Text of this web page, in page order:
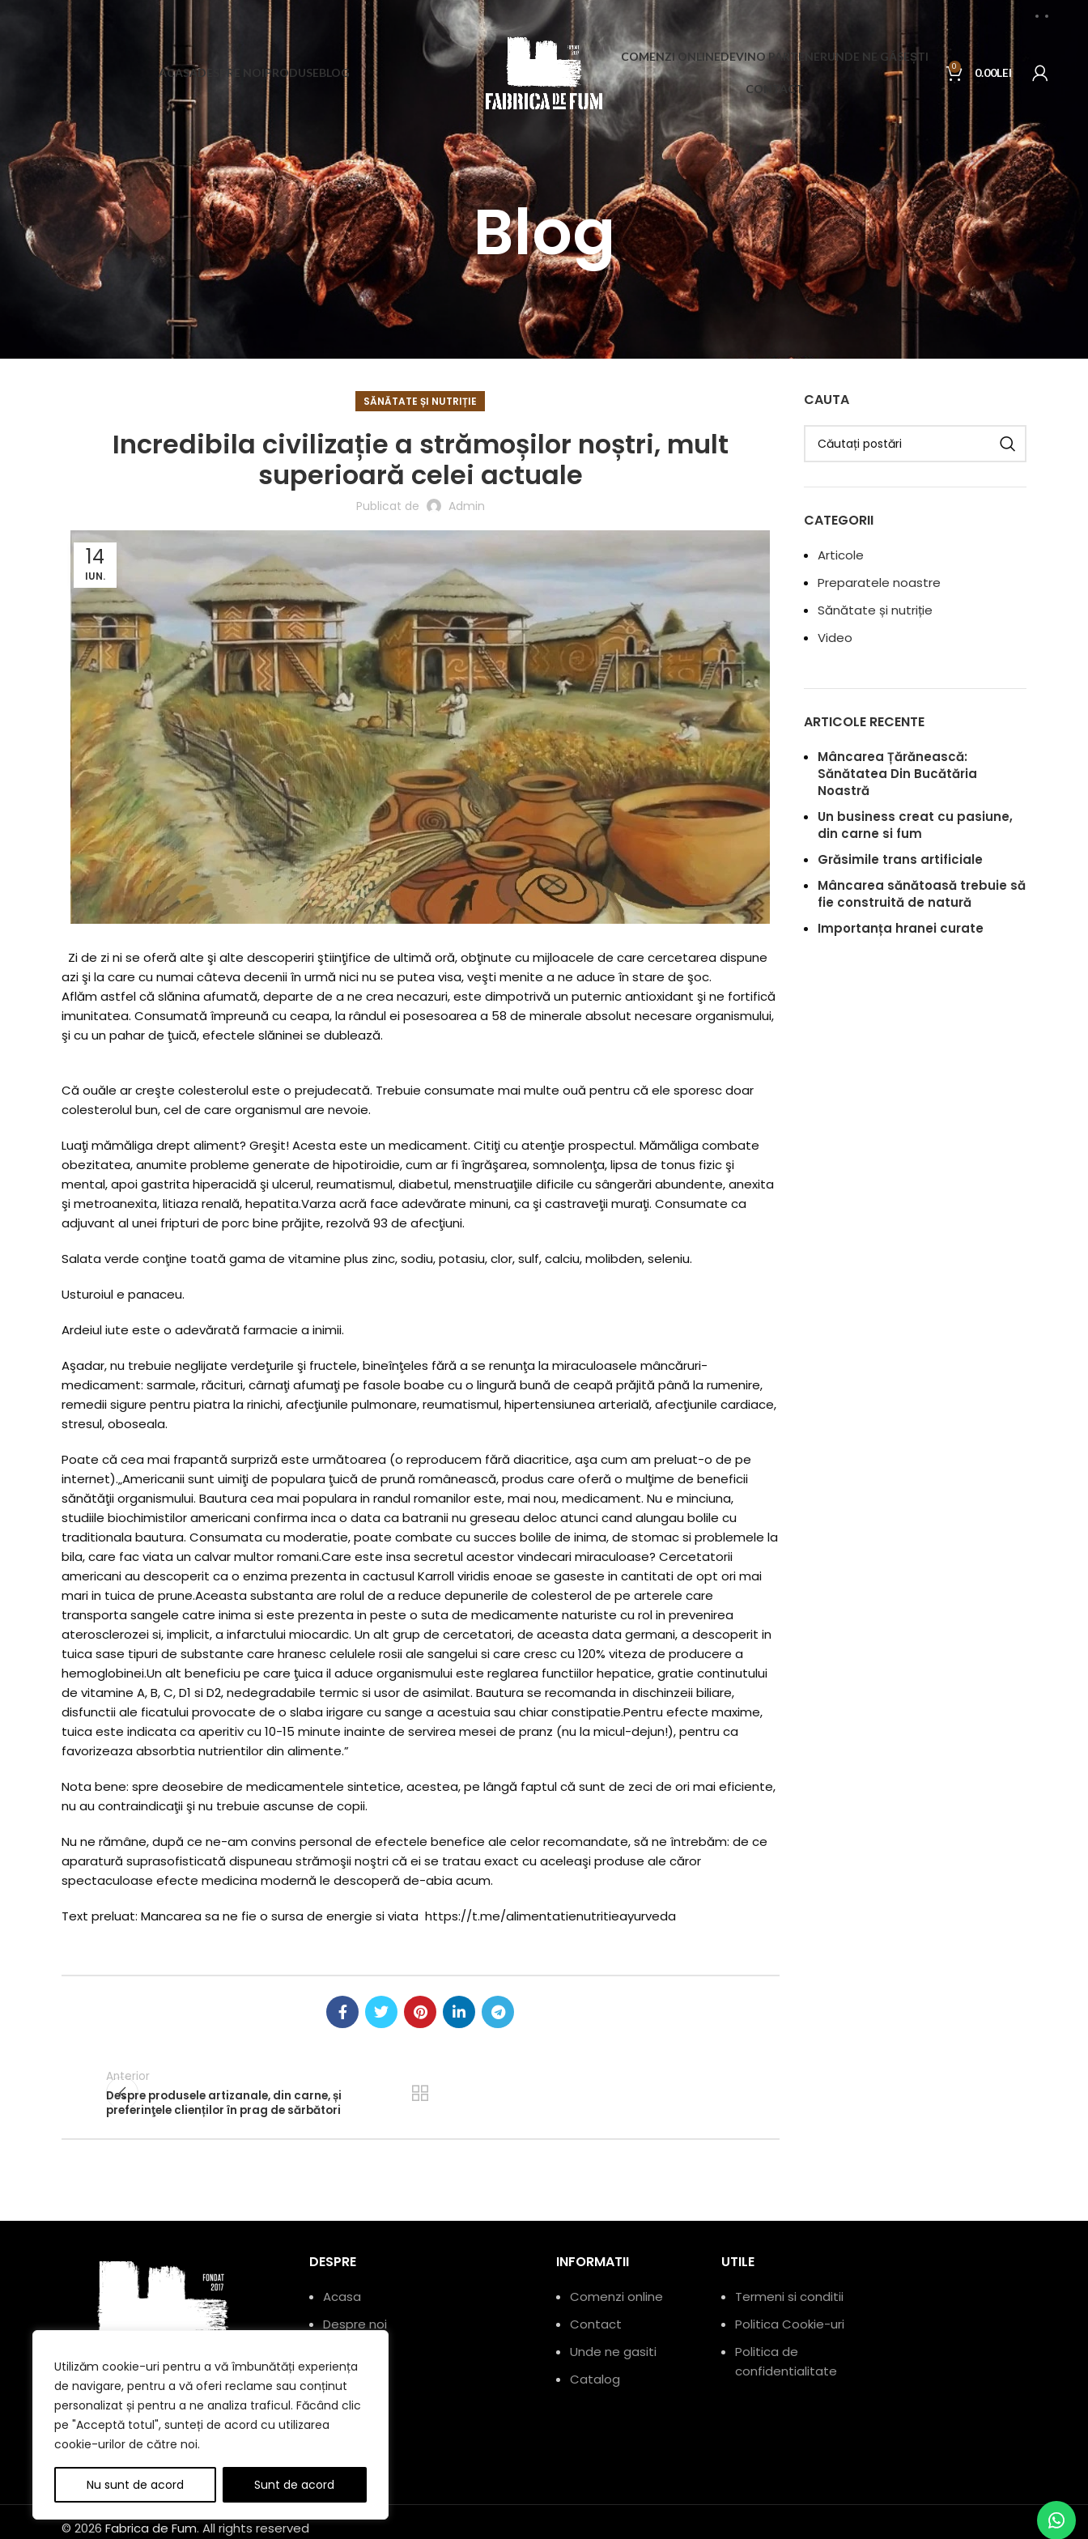
Utilizăm cookie-uri pentru a vă îmbunătăți experiența
de navigare, pentru a vă oferi reclame sau conținut
personalizat și pentru a ne analiza traficul. Făcând clic
pe "Acceptă totul", sunteți de acord cu utilizarea
cookie-urilor de către noi.
Nu sunt de acord Sunt de acord
ACASADESPRE NOIPRODUSEBLOG
COMENZI ONLINEDEVINO PARTENERUNDE NE GĂSEȘTI
CONTACT
0 0.00LEI
Blog
SĂNĂTATE ȘI NUTRIȚIE
Incredibila civilizație a strămoșilor noștri, mult
superioară celei actuale
Publicat de Admin
14
IUN.
Zi de zi ni se oferă alte şi alte descoperiri ştiinţifice de ultimă oră, obţinute cu mijloacele de care cercetarea dispune
azi şi la care cu numai câteva decenii în urmă nici nu se putea visa, veşti menite a ne aduce în stare de şoc.
Aflăm astfel că slănina afumată, departe de a ne crea necazuri, este dimpotrivă un puternic antioxidant şi ne fortifică
imunitatea. Consumată împreună cu ceapa, la rândul ei posesoarea a 58 de minerale absolut necesare organismului,
şi cu un pahar de ţuică, efectele slăninei se dublează.
Că ouăle ar creşte colesterolul este o prejudecată. Trebuie consumate mai multe ouă pentru că ele sporesc doar
colesterolul bun, cel de care organismul are nevoie.
Luaţi mămăliga drept aliment? Greşit! Acesta este un medicament. Citiţi cu atenţie prospectul. Mămăliga combate
obezitatea, anumite probleme generate de hipotiroidie, cum ar fi îngrăşarea, somnolenţa, lipsa de tonus fizic şi
mental, apoi gastrita hiperacidă şi ulcerul, reumatismul, diabetul, menstruaţiile dificile cu sângerări abundente, anexita
şi metroanexita, litiaza renală, hepatita.Varza acră face adevărate minuni, ca şi castraveţii muraţi. Consumate ca
adjuvant al unei fripturi de porc bine prăjite, rezolvă 93 de afecţiuni.
Salata verde conţine toată gama de vitamine plus zinc, sodiu, potasiu, clor, sulf, calciu, molibden, seleniu.
Usturoiul e panaceu.
Ardeiul iute este o adevărată farmacie a inimii.
Aşadar, nu trebuie neglijate verdeţurile şi fructele, bineînţeles fără a se renunţa la miraculoasele mâncăruri-
medicament: sarmale, răcituri, cârnaţi afumaţi pe fasole boabe cu o lingură bună de ceapă prăjită până la rumenire,
remedii sigure pentru piatra la rinichi, afecţiunile pulmonare, reumatismul, hipertensiunea arterială, afecţiunile cardiace,
stresul, oboseala.
Poate că cea mai frapantă surpriză este următoarea (o reproducem fără diacritice, aşa cum am preluat-o de pe
internet).„Americanii sunt uimiţi de populara ţuică de prună românească, produs care oferă o mulţime de beneficii
sănătăţii organismului. Bautura cea mai populara in randul romanilor este, mai nou, medicament. Nu e minciuna,
studiile biochimistilor americani confirma inca o data ca batranii nu greseau deloc atunci cand alungau bolile cu
traditionala bautura. Consumata cu moderatie, poate combate cu succes bolile de inima, de stomac si problemele la
bila, care fac viata un calvar multor romani.Care este insa secretul acestor vindecari miraculoase? Cercetatorii
americani au descoperit ca o enzima prezenta in cactusul Karroll viridis enoae se gaseste in cantitati de opt ori mai
mari in tuica de prune.Aceasta substanta are rolul de a reduce depunerile de colesterol de pe arterele care
transporta sangele catre inima si este prezenta in peste o suta de medicamente naturiste cu rol in prevenirea
aterosclerozei si, implicit, a infarctului miocardic. Un alt grup de cercetatori, de aceasta data germani, a descoperit in
tuica sase tipuri de substante care hranesc celulele rosii ale sangelui si care cresc cu 120% viteza de producere a
hemoglobinei.Un alt beneficiu pe care ţuica il aduce organismului este reglarea functiilor hepatice, gratie continutului
de vitamine A, B, C, D1 si D2, nedegradabile termic si usor de asimilat. Bautura se recomanda in dischinzeii biliare,
disfunctii ale ficatului provocate de o slaba irigare cu sange a acestuia sau chiar constipatie.Pentru efecte maxime,
tuica este indicata ca aperitiv cu 10-15 minute inainte de servirea mesei de pranz (nu la micul-dejun!), pentru ca
favorizeaza absorbtia nutrientilor din alimente.”
Nota bene: spre deosebire de medicamentele sintetice, acestea, pe lângă faptul că sunt de zeci de ori mai eficiente,
nu au contraindicaţii şi nu trebuie ascunse de copii.
Nu ne rămâne, după ce ne-am convins personal de efectele benefice ale celor recomandate, să ne întrebăm: de ce
aparatură suprasofisticată dispuneau strămoşii noştri că ei se tratau exact cu aceleaşi produse ale căror
spectaculoase efecte medicina modernă le descoperă de-abia acum.
Text preluat: Mancarea sa ne fie o sursa de energie si viata https://t.me/alimentatienutritieayurveda
Anterior
Despre produsele artizanale, din carne, și
preferinţele clienților în prag de sărbători
CAUTA
CATEGORII
Articole
Preparatele noastre
Sănătate și nutriție
Video
ARTICOLE RECENTE
Mâncarea Țărănească:
Sănătatea Din Bucătăria
Noastră
Un business creat cu pasiune,
din carne si fum
Grăsimile trans artificiale
Mâncarea sănătoasă trebuie să
fie construită de natură
Importanța hranei curate
Șos. Nicolina 150, Iași
Telefon:+40 748 093 678
DESPRE
Acasa
Despre noi
Blog
INFORMATII
Comenzi online
Contact
Unde ne gasiti
Catalog
UTILE
Termeni si conditii
Politica Cookie-uri
Politica de
confidentialitate
© 2026 Fabrica de Fum. All rights reserved